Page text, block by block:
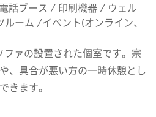
話ブース / 印刷機器 / ウェル
ーム /イベント(オンライン、
ァの設置された個室です。宗
、具合が悪い方の一時休憩とし
きます。